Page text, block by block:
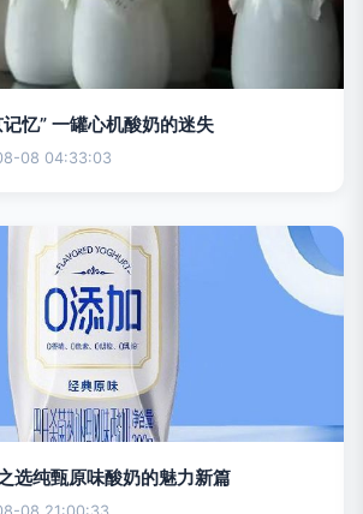
忆” 一罐心机酸奶的迷失
08 04:33:03
选纯甄原味酸奶的魅力新篇